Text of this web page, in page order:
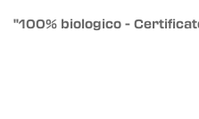
"100% biologico -